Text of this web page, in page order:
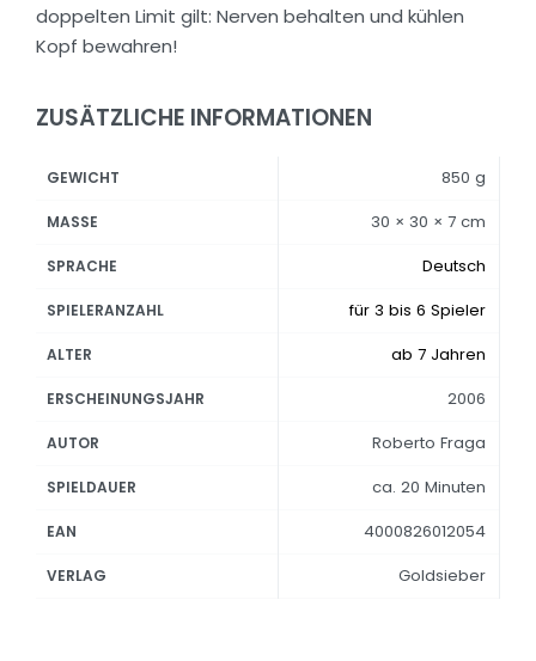
doppelten Limit gilt: Nerven behalten und kühlen
Kopf bewahren!
ZUSÄTZLICHE INFORMATIONEN
GEWICHT 850 g
MASSE 30 × 30 × 7 cm
SPRACHE Deutsch
SPIELERANZAHL für 3 bis 6 Spieler
ALTER ab 7 Jahren
ERSCHEINUNGSJAHR 2006
AUTOR Roberto Fraga
SPIELDAUER ca. 20 Minuten
EAN 4000826012054
VERLAG Goldsieber